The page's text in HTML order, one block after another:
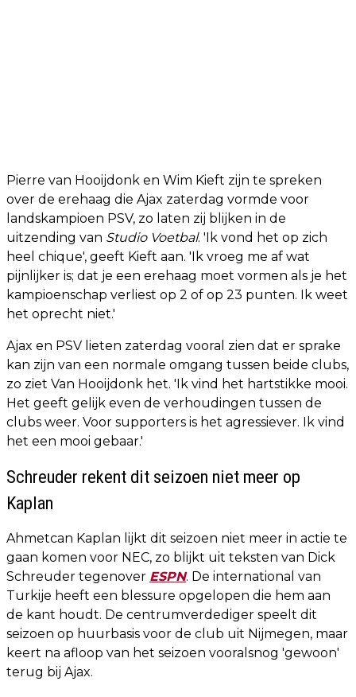
Pierre van Hooijdonk en Wim Kieft zijn te spreken
over de erehaag die Ajax zaterdag vormde voor
landskampioen PSV, zo laten zij blijken in de
uitzending van Studio Voetbal. 'Ik vond het op zich
heel chique', geeft Kieft aan. 'Ik vroeg me af wat
pijnlijker is; dat je een erehaag moet vormen als je het
kampioenschap verliest op 2 of op 23 punten. Ik weet
het oprecht niet.'
Ajax en PSV lieten zaterdag vooral zien dat er sprake
kan zijn van een normale omgang tussen beide clubs,
zo ziet Van Hooijdonk het. 'Ik vind het hartstikke mooi.
Het geeft gelijk even de verhoudingen tussen de
clubs weer. Voor supporters is het agressiever. Ik vind
het een mooi gebaar.'
Schreuder rekent dit seizoen niet meer op
Kaplan
Ahmetcan Kaplan lijkt dit seizoen niet meer in actie te
gaan komen voor NEC, zo blijkt uit teksten van Dick
Schreuder tegenover ESPN. De international van
Turkije heeft een blessure opgelopen die hem aan
de kant houdt. De centrumverdediger speelt dit
seizoen op huurbasis voor de club uit Nijmegen, maar
keert na afloop van het seizoen vooralsnog 'gewoon'
terug bij Ajax.